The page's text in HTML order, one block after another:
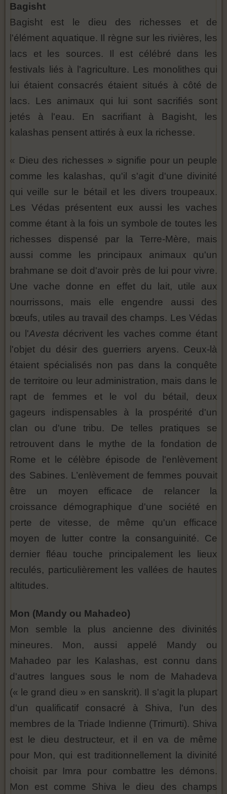
Bagisht
Bagisht est le dieu des richesses et de
l'élément aquatique. Il règne sur les rivières, les
lacs et les sources. Il est célébré dans les
festivals liés à l'agriculture. Les monolithes qui
lui étaient consacrés étaient situés à côté de
lacs. Les animaux qui lui sont sacrifiés sont
jetés à l'eau. En sacrifiant à Bagisht, les
kalashas pensent attirés à eux la richesse.
« Dieu des richesses » signifie pour un peuple
comme les kalashas, qu'il s'agit d'une divinité
qui veille sur le bétail et les divers troupeaux.
Les Védas présentent eux aussi les vaches
comme étant à la fois un symbole de toutes les
richesses dispensé par la Terre-Mère, mais
aussi comme les principaux animaux qu'un
brahmane se doit d'avoir près de lui pour vivre.
Une vache donne en effet du lait, utile aux
nourrissons, mais elle engendre aussi des
bœufs, utiles au travail des champs. Les Védas
ou l'Avesta décrivent les vaches comme étant
l'objet du désir des guerriers aryens. Ceux-là
étaient spécialisés non pas dans la conquête
de territoire ou leur administration, mais dans le
rapt de femmes et le vol du bétail, deux
gageurs indispensables à la prospérité d'un
clan ou d'une tribu. De telles pratiques se
retrouvent dans le mythe de la fondation de
Rome et le célèbre épisode de l'enlèvement
des Sabines. L’enlèvement de femmes pouvait
être un moyen efficace de relancer la
croissance démographique d'une société en
perte de vitesse, de même qu'un efficace
moyen de lutter contre la consanguinité. Ce
dernier fléau touche principalement les lieux
reculés, particulièrement les vallées de hautes
altitudes.
Mon (Mandy ou Mahadeo)
Mon semble la plus ancienne des divinités
mineures. Mon, aussi appelé Mandy ou
Mahadeo par les Kalashas, est connu dans
d'autres langues sous le nom de Mahadeva
(« le grand dieu » en sanskrit). Il s'agit la plupart
d'un qualificatif consacré à Shiva, l'un des
membres de la Triade Indienne (Trimurti). Shiva
est le dieu destructeur, et il en va de même
pour Mon, qui est traditionnellement la divinité
choisit par Imra pour combattre les démons.
Mon est comme Shiva le dieu des champs